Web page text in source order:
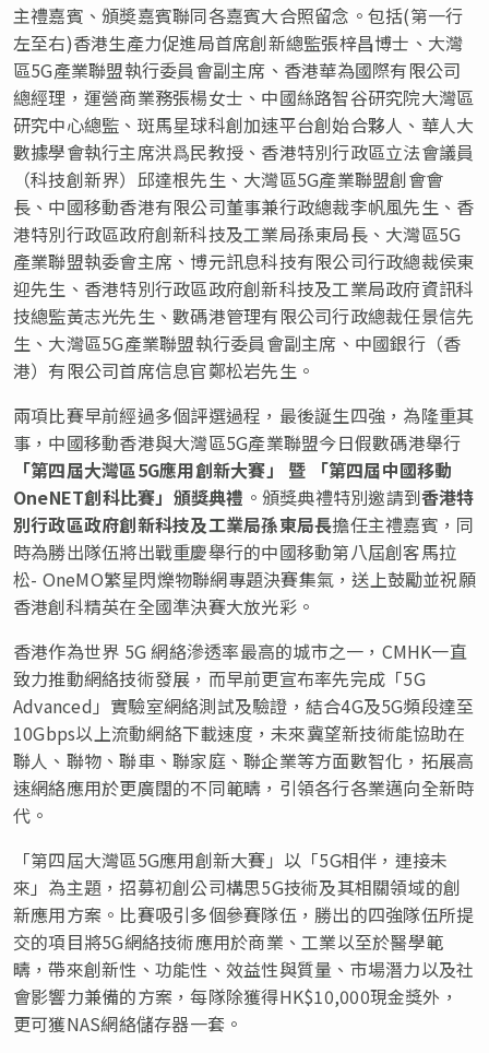
主禮嘉賓、頒奬嘉賓聯同各嘉賓大合照留念。包括(第一行
左至右)香港生產力促進局首席創新總監張梓昌博士、大灣
區5G產業聯盟執行委員會副主席、香港華為國際有限公司
總經理，運營商業務張楊女士、中國絲路智谷研究院大灣區
研究中心總監、斑馬星球科創加速平台創始合夥人、華人大
數據學會執行主席洪爲民教授、香港特別行政區立法會議員
（科技創新界）邱達根先生、大灣區5G產業聯盟創會會
長、中國移動香港有限公司董事兼行政總裁李帆風先生、香
港特別行政區政府創新科技及工業局孫東局長、大灣區5G
產業聯盟執委會主席、博元訊息科技有限公司行政總裁侯東
迎先生、香港特別行政區政府創新科技及工業局政府資訊科
技總監黃志光先生、數碼港管理有限公司行政總裁任景信先
生、大灣區5G產業聯盟執行委員會副主席、中國銀行（香
港）有限公司首席信息官鄭松岩先生。
兩項比賽早前經過多個評選過程，最後誕生四強，為隆重其
事，中國移動香港與大灣區5G產業聯盟今日假數碼港舉行
「第四屆大灣區5G應用創新大賽」 暨 「第四屆中國移動
OneNET創科比賽」頒獎典禮 。頒獎典禮特別邀請到香港特
別行政區政府創新科技及工業局孫東局長擔任主禮嘉賓，同
時為勝出隊伍將出戰重慶舉行的中國移動第八屆創客馬拉
松- OneMO繁星閃爍物聯網專題決賽集氣，送上鼓勵並祝願
香港創科精英在全國準決賽大放光彩。
香港作為世界 5G 網絡滲透率最高的城市之一，CMHK一直
致力推動網絡技術發展，而早前更宣布率先完成「5G
Advanced」實驗室網絡測試及驗證，結合4G及5G頻段達至
10Gbps以上流動網絡下載速度，未來冀望新技術能協助在
聯人、聯物、聯車、聯家庭、聯企業等方面數智化，拓展高
速網絡應用於更廣闊的不同範疇，引領各行各業邁向全新時
代。
「第四屆大灣區5G應用創新大賽」以「5G相伴，連接未
來」為主題，招募初創公司構思5G技術及其相關領域的創
新應用方案。比賽吸引多個參賽隊伍，勝出的四強隊伍所提
交的項目將5G網絡技術應用於商業、工業以至於醫學範
疇，帶來創新性、功能性、效益性與質量、市場潛力以及社
會影響力兼備的方案，每隊除獲得HK$10,000現金獎外，
更可獲NAS網絡儲存器一套。